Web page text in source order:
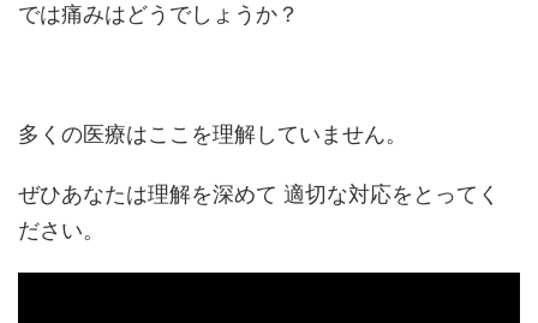
では痛みはどうでしょうか？
多くの医療はここを理解していません。
ぜひあなたは理解を深めて 適切な対応をとってく
ださい。